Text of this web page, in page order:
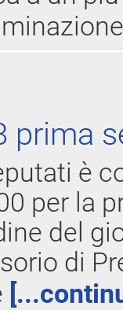
prima
è
per la
del
di